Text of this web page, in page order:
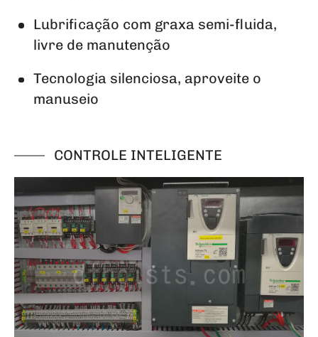
Lubrificação com graxa semi-fluida,
livre de manutenção
Tecnologia silenciosa, aproveite o
manuseio
CONTROLE INTELIGENTE